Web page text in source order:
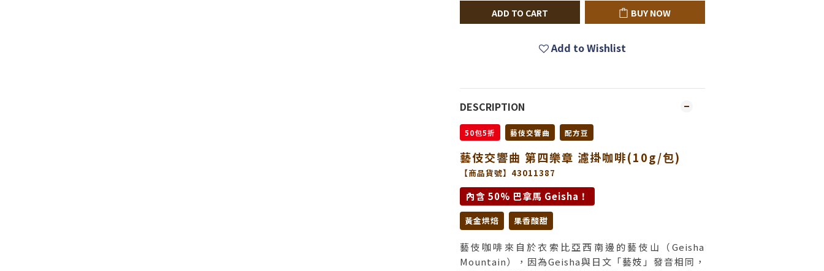
ADD TO CART BUY NOW
Add to Wishlist
DESCRIPTION
50包5折 藝伎交響曲 配方豆
藝伎交響曲 第四樂章 濾掛咖啡(10g/包)
【商品貨號】43011387
內含 50% 巴拿馬 Geisha！
黃金烘焙 果香酸甜
藝伎咖啡來自於衣索比亞西南邊的藝伎山（Geisha
Mountain），因為Geisha與日文「藝妓」發音相同，